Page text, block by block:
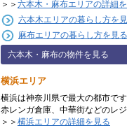
＞＞ 六本木・麻布エリアの詳細
六本木エリアの暮らし方を
麻布エリアの暮らし方を見る
六本木・麻布の物件を見る
横浜エリア
横浜は神奈川県で最大の都市で
赤レンガ倉庫、中華街などのレ
＞＞ 横浜エリアの詳細を見る